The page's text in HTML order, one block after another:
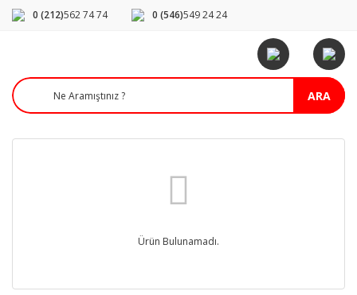
0 (212)562 74 74 0 (546)549 24 24
ARA
Ürün Bulunamadı.